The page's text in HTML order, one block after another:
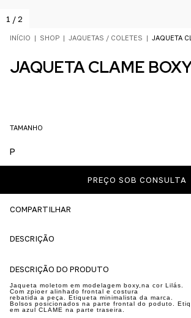
1 /2
INÍCIO | SHOP | JAQUETAS / COLETES | JAQUETA
JAQUETA CLAME
TAMANHO
COMPARTILHAR
DESCRIÇÃO
DESCRIÇÃO DO PRODUTO
Jaqueta moletom em modelagem boxy,na cor Lilás.
Com zpioer alinhado frontal e costura
rebatida a peça. Etiqueta minimalista da marca.
Bolsos posicionados na parte frontal do poduto.
em azul CLAME na parte traseira.